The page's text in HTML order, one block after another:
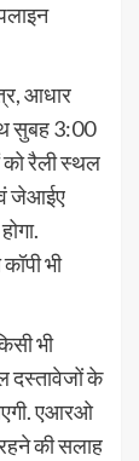
आधार
सुबह 3:00
को रैली स्थल
जेआईए
भी
भी
दस्तावेजों के
एआरओ
की सलाह